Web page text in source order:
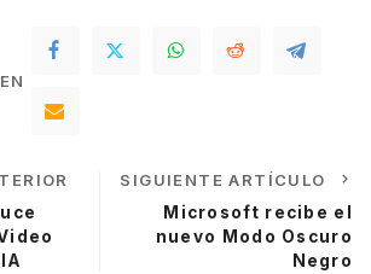
SIGUIENTE ARTÍCULO
Microsoft recibe el
nuevo Modo Oscuro
Negro